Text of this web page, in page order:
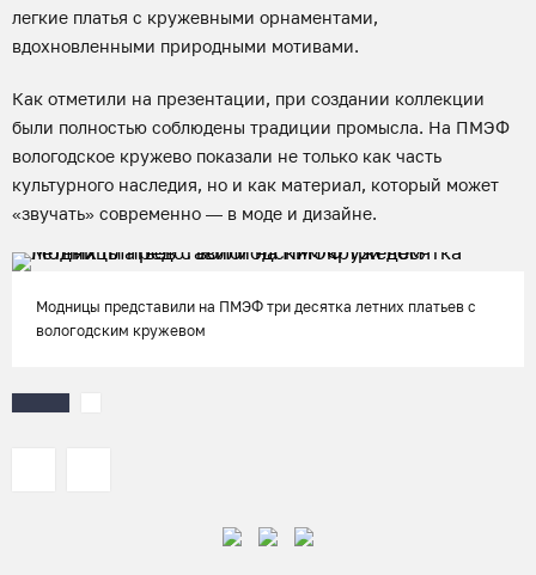
легкие платья с кружевными орнаментами,
вдохновленными природными мотивами.
Как отметили на презентации, при создании коллекции
были полностью соблюдены традиции промысла. На ПМЭФ
вологодское кружево показали не только как часть
культурного наследия, но и как материал, который может
«звучать» современно — в моде и дизайне.
Модницы представили на ПМЭФ три десятка летних платьев с
вологодским кружевом